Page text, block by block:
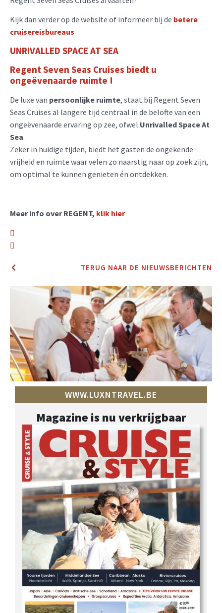
Kijk dan verder op de website of informeer bij de betere
cruisereisbureaus
UNRIVALLED SPACE AT SEA
Regent Seven Seas Cruises biedt u
ongeëvenaarde ruimte !
De luxe van persoonlijke ruimte, staat bij Regent Seven
Seas Cruises al langere tijd centraal in de belofte van een
ongeëvenaarde ervaring op zee, ofwel Unrivalled Space At
Sea.
Zeker in huidige tijden, biedt het gasten de ongekende
vrijheid en ruimte waar velen zo naarstig naar op zoek zijn,
om optimal te kunnen genieten én ontdekken.
Meer info over REGENT, klik hier
TERUG NAAR DE NIEUWSBERICHTEN
WWW.LUXNTRAVEL.BE
Magazine is nu verkrijgbaar